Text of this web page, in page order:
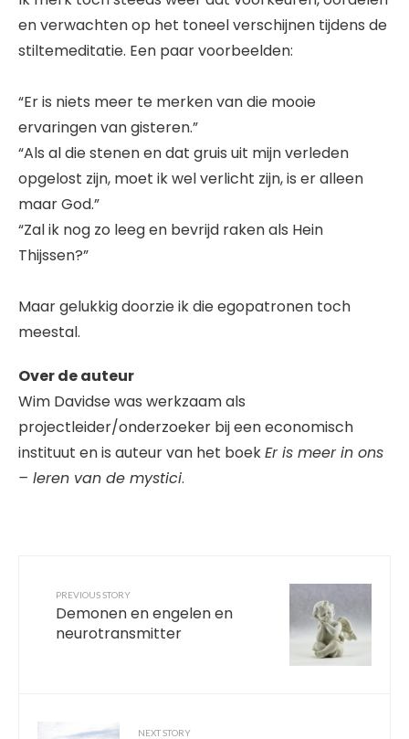
en verwachten op het toneel verschijnen tijdens de
stiltemeditatie. Een paar voorbeelden:
“Er is niets meer te merken van die mooie
ervaringen van gisteren.”
“Als al die stenen en dat gruis uit mijn verleden
opgelost zijn, moet ik wel verlicht zijn, is er alleen
maar God.”
“Zal ik nog zo leeg en bevrijd raken als Hein
Thijssen?”
Maar gelukkig doorzie ik die egopatronen toch
meestal.
Over de auteur
Wim Davidse was werkzaam als
projectleider/onderzoeker bij een economisch
instituut en is auteur van het boekEr is meer in ons
– leren van de mystici.
PREVIOUS STORY
Demonen en engelen en
neurotransmitter
NEXT STORY